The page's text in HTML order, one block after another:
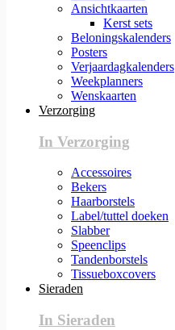
Ansichtkaarten
Kerst sets
Beloningskalenders
Posters
Verjaardagkalenders
Weekplanners
Wenskaarten
Verzorging
In Verzorging
Accessoires
Bekers
Haarborstels
Label/tuttel doeken
Slabber
Speenclips
Tandenborstels
Tissueboxcovers
Sieraden
In Sieraden